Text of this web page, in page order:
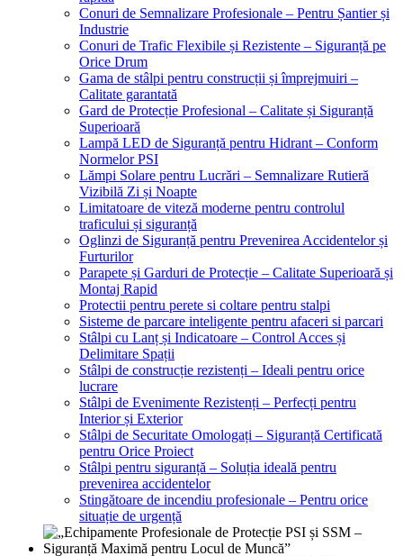
Conuri de Semnalizare Profesionale – Pentru Șantier și
Industrie
Conuri de Trafic Flexibile și Rezistente – Siguranță pe
Orice Drum
Gama de stâlpi pentru construcții și împrejmuiri –
Calitate garantată
Gard de Protecție Profesional – Calitate și Siguranță
Superioară
Lampă LED de Siguranță pentru Hidrant – Conform
Normelor PSI
Lămpi Solare pentru Lucrări – Semnalizare Rutieră
Vizibilă Zi și Noapte
Limitatoare de viteză moderne pentru controlul
traficului și siguranță
Oglinzi de Siguranță pentru Prevenirea Accidentelor și
Furturilor
Parapete și Garduri de Protecție – Calitate Superioară și
Montaj Rapid
Protectii pentru perete si coltare pentru stalpi
Sisteme de parcare inteligente pentru afaceri si parcari
Stâlpi cu Lanț și Indicatoare – Control Acces și
Delimitare Spații
Stâlpi de construcție rezistenți – Ideali pentru orice
lucrare
Stâlpi de Evenimente Rezistenți – Perfecți pentru
Interior și Exterior
Stâlpi de Securitate Omologați – Siguranță Certificată
pentru Orice Proiect
Stâlpi pentru siguranță – Soluția ideală pentru
prevenirea accidentelor
Stingătoare de incendiu profesionale – Pentru orice
situație de urgență